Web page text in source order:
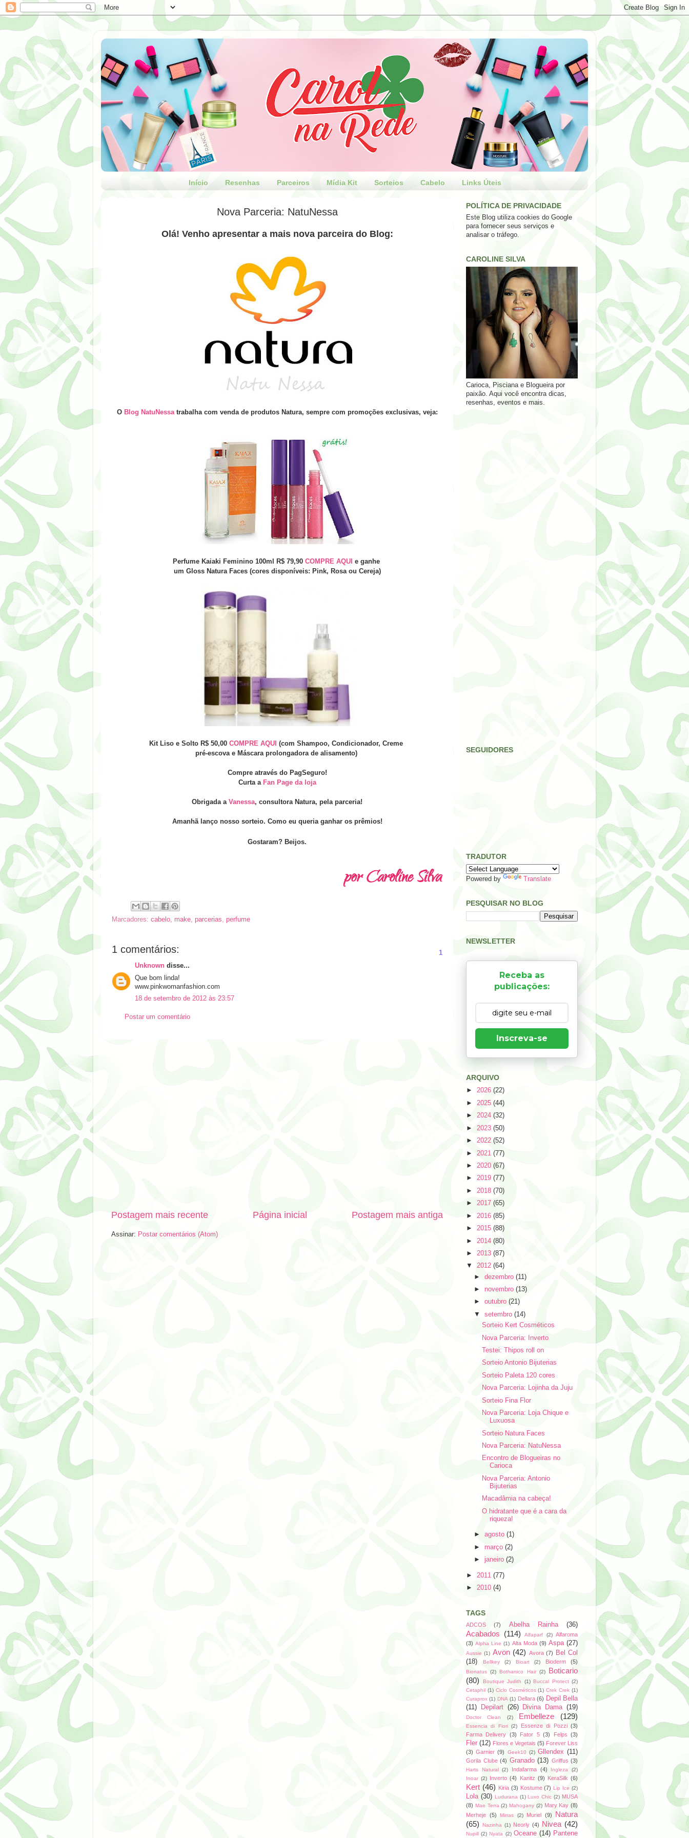
Início Resenhas Parceiros Mídia Kit Sorteios Cabelo Links Úteis
Nova Parceria: NatuNessa
Olá! Venho apresentar a mais nova parceira do Blog:
O Blog NatuNessatrabalha com venda de produtos Natura, sempre com promoções exclusivas, veja:
Perfume Kaiaki Feminino 100ml R$ 79,90 COMPRE AQUI e ganhe
um Gloss Natura Faces (cores disponíveis: Pink, Rosa ou Cereja)
Kit Liso e Solto R$ 50,00 COMPRE AQUI (com Shampoo, Condicionador, Creme
pré-escova e Máscara prolongadora de alisamento)
Compre através do PagSeguro!
Curta a Fan Page da loja
Obrigada a Vanessa, consultora Natura, pela parceria!
Amanhã lanço nosso sorteio. Como eu queria ganhar os prêmios!
Gostaram? Beijos.
Marcadores: cabelo make parcerias perfume
1 comentários:
Unknown disse...
1
Que bom linda!
www.pinkwomanfashion.com
18 de setembro de 2012 às 23:57
Postar um comentário
Postagem mais recente Postagem mais antiga
Página inicial
Assinar: Postar comentários (Atom)
POLÍTICA DE PRIVACIDADE
Este Blog utiliza cookies do Google
para fornecer seus serviços e
analisar o tráfego.
CAROLINE SILVA
Carioca, Pisciana e Blogueira por
paixão. Aqui você encontra dicas,
resenhas, eventos e mais.
SEGUIDORES
TRADUTOR
Powered by Translate
PESQUISAR NO BLOG
NEWSLETTER
Receba as
publicações:
Inscreva-se
ARQUIVO
► 2026 (22)
► 2025 (44)
► 2024 (32)
► 2023 (50)
► 2022 (52)
► 2021 (77)
► 2020 (67)
► 2019 (77)
► 2018 (70)
► 2017 (65)
► 2016 (85)
► 2015 (88)
► 2014 (80)
► 2013 (87)
▼ 2012 (64)
►dezembro(11)
► novembro(13)
►outubro(21)
▼setembro(14)
Sorteio Kert Cosméticos
Nova Parceria: Inverto
Testei: Thipos roll on
Sorteio Antonio Bijuterias
Sorteio Paleta 120 cores
Nova Parceria: Lojinha da Juju
Sorteio Fina Flor
Nova Parceria: Loja Chique e
Luxuosa
Sorteio Natura Faces
Nova Parceria: NatuNessa
Encontro de Blogueiras no
Carioca
Nova Parceria: Antonio
Bijuterias
Macadâmia na cabeça!
O hidratante que é a cara da
riqueza!
►agosto(1)
► março(2)
►janeiro(2)
► 2011 (77)
► 2010 (4)
TAGS
ADCOS (7) Abelha Rainha (36)
Acabados (114) Alfaparf (2) Alfaroma
(3) Alpha Line (1) Alta Moda (9) Aspa (27)
Aussie (1) Avon (42) Avora (7)
Bel Col
(18)
Bellkey (2) Bioart (2) Bioderm (5)
Bionatus (2) Bothanico Hair (2)
Boticario
(80)
Boutique Judith (1) Buccal Protect (2)
Cetaphil (1) Ciclo Cosméticos (1) Crek Crek (1)
Curaprox (1) DNA (1) Dellara (6) Depil Bella
(11)
Depilart (26) Divina Dama (19)
Doctor Clean (2) Embelleze (129)
Essencia di Fiori (2) Essenze di Pozzi (3)
Farma Delivery (3) Fator 5 (3) Felps (3)
Fler (12) Flores e Vegetais (5) Forever Liss
(3) Garnier (9) Geek10 (2) Gllendex (11)
Gorila Clube (4) Granado (13) Griffus (3)
Harts Natural (2) Indafarma (4) Ingleza
(2)
Inoar (2) Inverto (4) Kanitz (9) KeraSilk (6)
Kert (46) Kiria (3) Kostume (7) Lip Ice (2)
Lola (30) Ludurana (1) Luxo Chic (2) MUSA
(8) Mae Terra (2) Mahogany (2) Mary Kay (8)
Merheje (5) Mirras (2) Muriel (9)
Natura
(65)
Nazinha (1) Neorly (4) Nivea (42)
Nupill (2) Nyata (2) Oceane (14) Pantene